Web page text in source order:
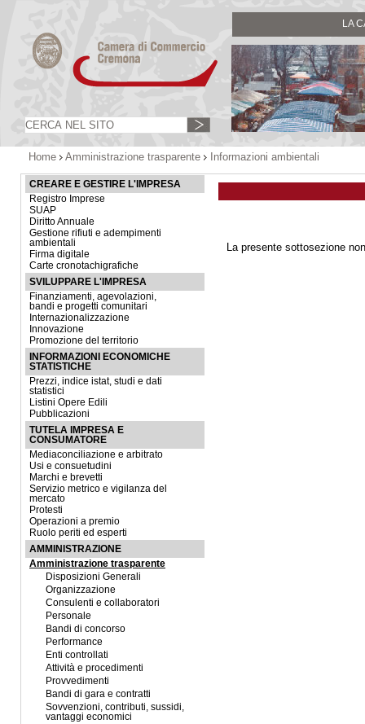
LA
Home Amministrazione trasparente Informazioni ambientali
CREARE E GESTIRE L'IMPRESA
Registro Imprese
SUAP
Diritto Annuale
Gestione rifiuti e adempimenti
ambientali
Firma digitale
Carte cronotachigrafiche
SVILUPPARE L'IMPRESA
Finanziamenti, agevolazioni,
bandi e progetti comunitari
Internazionalizzazione
Innovazione
Promozione del territorio
INFORMAZIONI ECONOMICHE
STATISTICHE
Prezzi, indice istat, studi e dati
statistici
Listini Opere Edili
Pubblicazioni
TUTELA IMPRESA E
CONSUMATORE
Mediaconciliazione e arbitrato
Usi e consuetudini
Marchi e brevetti
Servizio metrico e vigilanza del
mercato
Protesti
Operazioni a premio
Ruolo periti ed esperti
AMMINISTRAZIONE
Amministrazione trasparente
Disposizioni Generali
Organizzazione
Consulenti e collaboratori
Personale
Bandi di concorso
Performance
Enti controllati
Attività e procedimenti
Provvedimenti
Bandi di gara e contratti
Sovvenzioni, contributi, sussidi,
vantaggi economici
La presente sottosezione